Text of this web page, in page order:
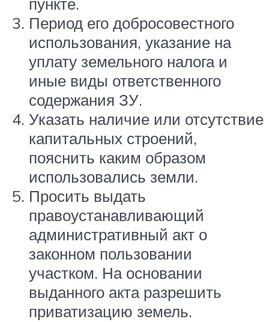
Период его добросовестного
использования, указание на
уплату земельного налога и
иные виды ответственного
содержания ЗУ.
Указать наличие или отсутствие
капитальных строений,
пояснить каким образом
использовались земли.
Просить выдать
правоустанавливающий
административный акт о
законном пользовании
участком. На основании
выданного акта разрешить
приватизацию земель.